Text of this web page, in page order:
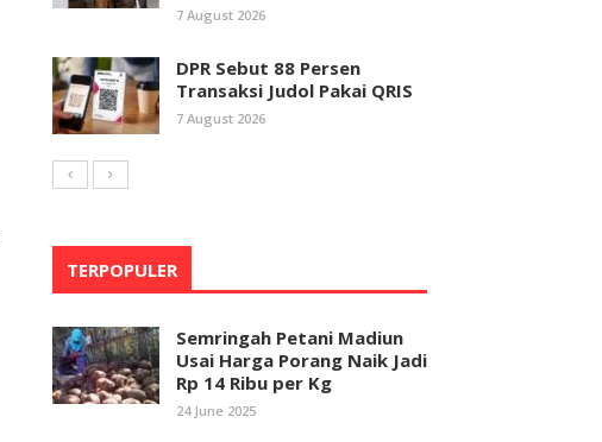
7 August 2026
DPR Sebut 88 Persen
Transaksi Judol Pakai QRIS
7 August 2026
TERPOPULER
Semringah Petani Madiun
Usai Harga Porang Naik Jadi
Rp 14 Ribu per Kg
24 June 2025